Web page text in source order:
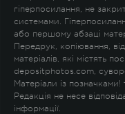
гіперпосилання, не
системами.
або першому абзаці
Передрук, копіювання,
матеріалів, які містять
depositphotos.com,
Матеріали із позначками!
Редакція не несе
інформації.